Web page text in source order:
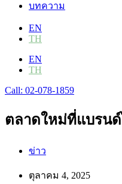
บทความ
EN
TH
EN
TH
Call: 02-078-1859
ตลาดใหม่ที่แบรนด์
ข่าว
ตุลาคม 4, 2025